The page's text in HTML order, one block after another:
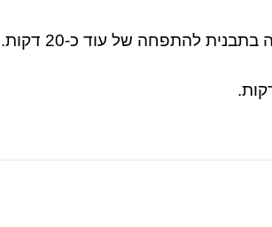
להתפחה של עוד כ-20 דקות.